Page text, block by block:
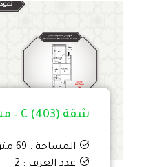
شقة C (403) – مشروع برج الظاهرة
المساحة : 69 متر
عدد الغرف : 2